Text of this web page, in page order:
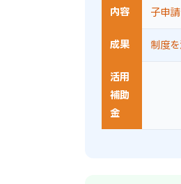
内容
子申請
成果 制度
活用
補助
金